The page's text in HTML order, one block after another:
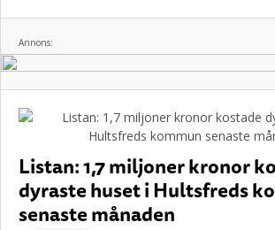
Annons:
Listan: 1,7 miljoner kronor
dyraste huset i Hultsfreds
senaste månaden